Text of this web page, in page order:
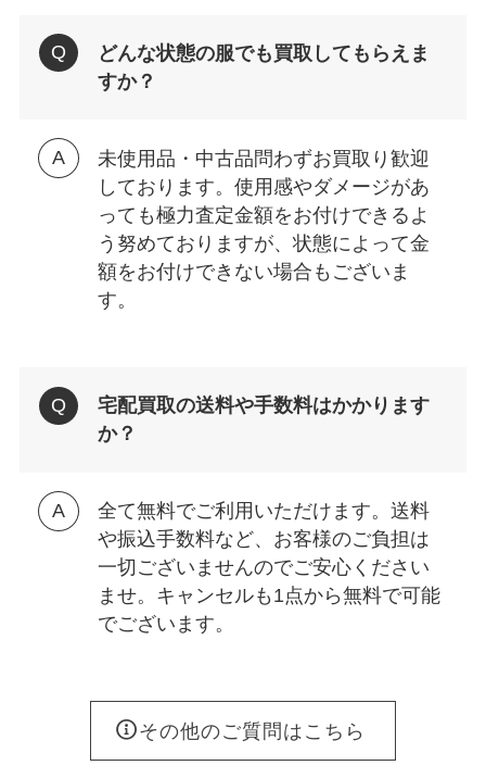
どんな状態の服でも買取してもらえま
すか？
未使用品・中古品問わずお買取り歓迎
しております。使用感やダメージがあ
っても極力査定金額をお付けできるよ
う努めておりますが、状態によって金
額をお付けできない場合もございま
す。
宅配買取の送料や手数料はかかります
か？
全て無料でご利用いただけます。送料
や振込手数料など、お客様のご負担は
一切ございませんのでご安心ください
ませ。キャンセルも1点から無料で可能
でございます。
その他のご質問はこちら